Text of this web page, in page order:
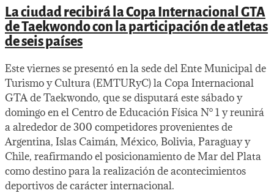
La ciudad recibirá la Copa Internacional GTA
de Taekwondo con la participación de atletas
de seis países
Este viernes se presentó en la sede del Ente Municipal de
Turismo y Cultura (EMTURyC) la Copa Internacional
GTA de Taekwondo, que se disputará este sábado y
domingo en el Centro de Educación Física N° 1 y reunirá
a alrededor de 300 competidores provenientes de
Argentina, Islas Caimán, México, Bolivia, Paraguay y
Chile, reafirmando el posicionamiento de Mar del Plata
como destino para la realización de acontecimientos
deportivos de carácter internacional.